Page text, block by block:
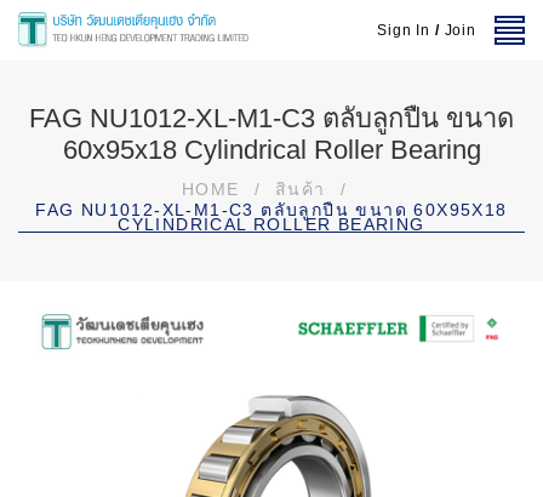
Sign In / Join
FAG NU1012-XL-M1-C3 ตลับลูกปืน ขนาด
60x95x18 Cylindrical Roller Bearing
HOME / สินค้า
/
FAG NU1012-XL-M1-C3 ตลับลูกปืน ขนาด 60X95X18
CYLINDRICAL ROLLER BEARING